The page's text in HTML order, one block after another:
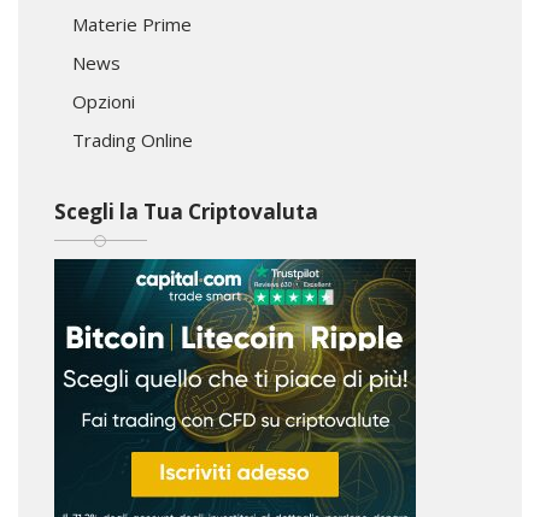
Materie Prime
News
Opzioni
Trading Online
Scegli la Tua Criptovaluta